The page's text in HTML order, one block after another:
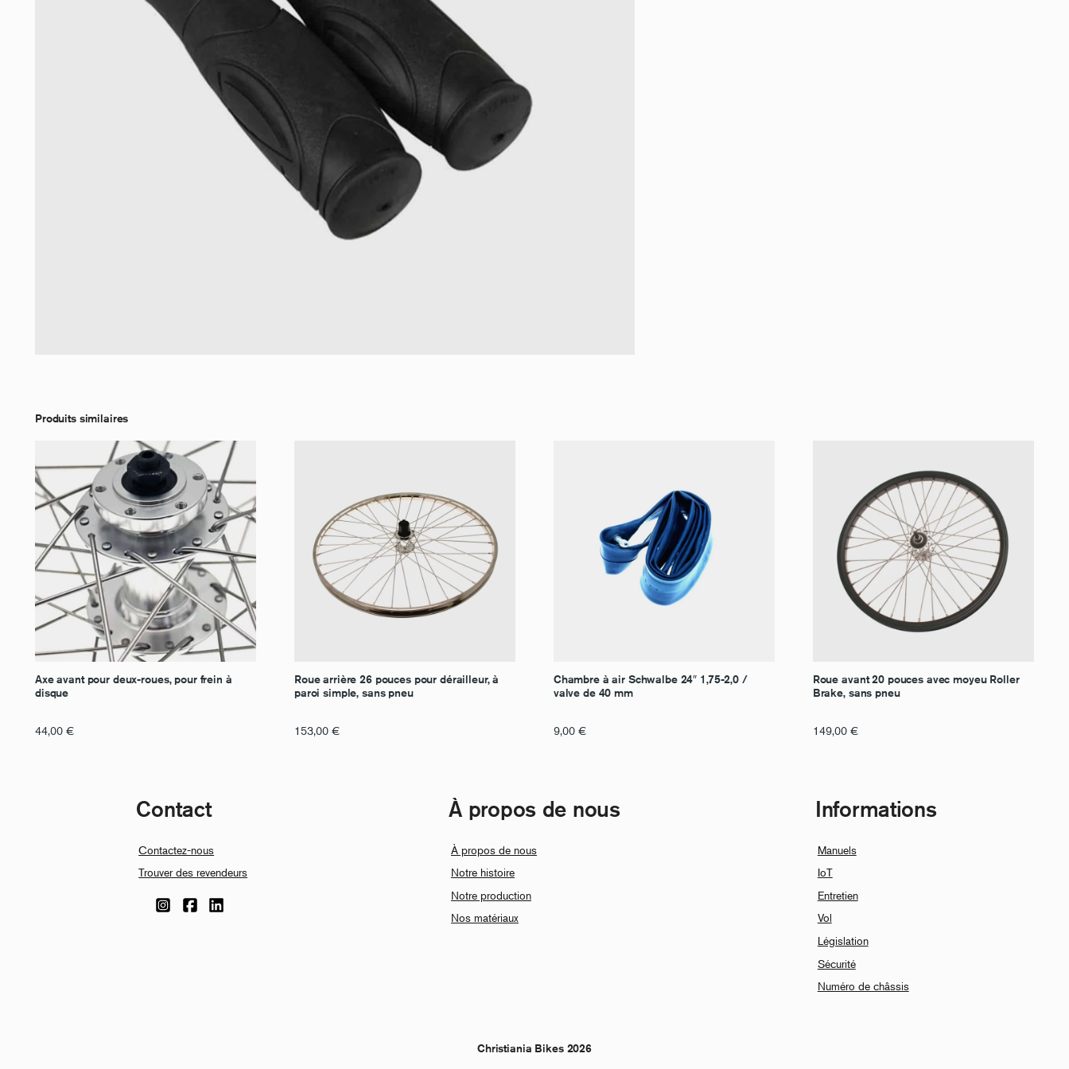
Produits similaires
Axe avant pour deux-roues, pour frein à
disque
44,00 €
Roue arrière 26 pouces pour dérailleur, à
paroi simple, sans pneu
153,00 €
Chambre à air Schwalbe 24″ 1,75-2,0 /
valve de 40 mm
9,00 €
Roue avant 20 pouces avec moyeu Roller
Brake, sans pneu
149,00 €
Contact
Contactez-nous
Trouver des revendeurs
À propos de nous
À propos de nous
Notre histoire
Notre production
Nos matériaux
Informations
Manuels
IoT
Entretien
Vol
Législation
Sécurité
Numéro de châssis
Christiania Bikes 2026